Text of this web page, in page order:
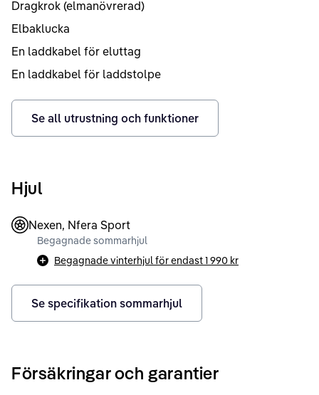
Dragkrok (elmanövrerad)
Elbaklucka
En laddkabel för eluttag
En laddkabel för laddstolpe
Se all utrustning och funktioner
Hjul
Nexen, Nfera Sport
Begagnade sommarhjul
Begagnade vinterhjul för endast1 990 kr
Se specifikation sommarhjul
Försäkringar och garantier